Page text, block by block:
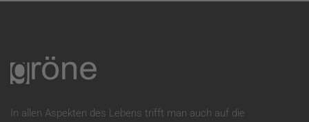
In allen Aspekten des Lebens trifft man auch auf die